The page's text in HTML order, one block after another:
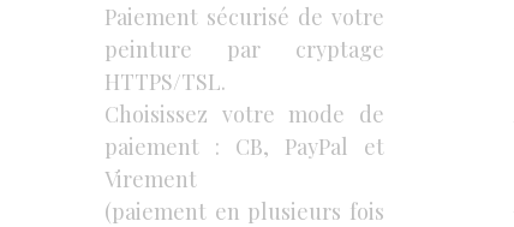
Paiement sécurisé de votre
peinture par cryptage
HTTPS/TSL.
Choisissez votre mode de
paiement : CB, PayPal et
Virement
(paiement en plusieurs fois